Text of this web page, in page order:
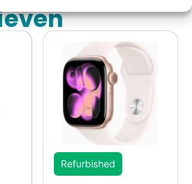
Refurbished